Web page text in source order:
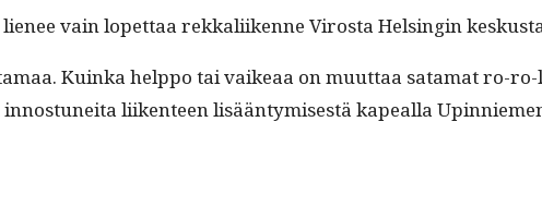
vain lopet­taa rekkali­ikenne Viros­ta Helsin­gin
Kuin­ka help­po tai vaikeaa on muut­taa sata­mat ro-
liiken­teen lisään­tymis­es­tä kapeal­la